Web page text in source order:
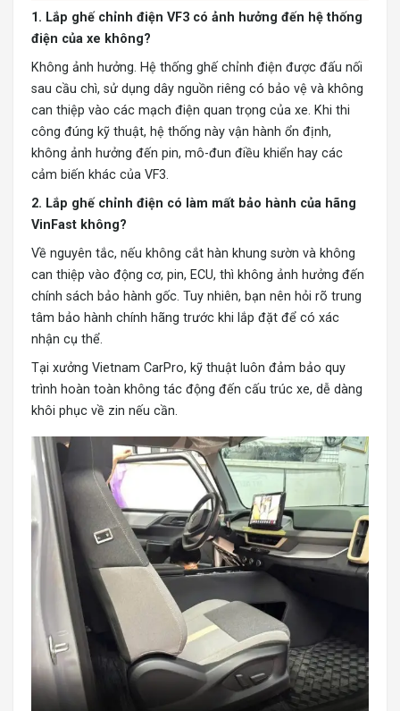
1. Lắp ghế chỉnh điện VF3 có ảnh hưởng đến hệ thống
điện của xe không?
Không ảnh hưởng. Hệ thống ghế chỉnh điện được đấu nối
sau cầu chì, sử dụng dây nguồn riêng có bảo vệ và không
can thiệp vào các mạch điện quan trọng của xe. Khi thi
công đúng kỹ thuật, hệ thống này vận hành ổn định,
không ảnh hưởng đến pin, mô-đun điều khiển hay các
cảm biến khác của VF3.
2. Lắp ghế chỉnh điện có làm mất bảo hành của hãng
VinFast không?
Về nguyên tắc, nếu không cắt hàn khung sườn và không
can thiệp vào động cơ, pin, ECU, thì không ảnh hưởng đến
chính sách bảo hành gốc. Tuy nhiên, bạn nên hỏi rõ trung
tâm bảo hành chính hãng trước khi lắp đặt để có xác
nhận cụ thể.
Tại xưởng Vietnam CarPro, kỹ thuật luôn đảm bảo quy
trình hoàn toàn không tác động đến cấu trúc xe, dễ dàng
khôi phục về zin nếu cần.